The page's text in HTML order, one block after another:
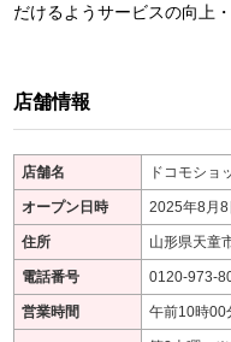
だけるようサービスの向上
店舗情報
店舗名 ドコモショ
オープン日時 2025年8月
住所 山形県天童
電話番号 0120-973-
営業時間 午前10時